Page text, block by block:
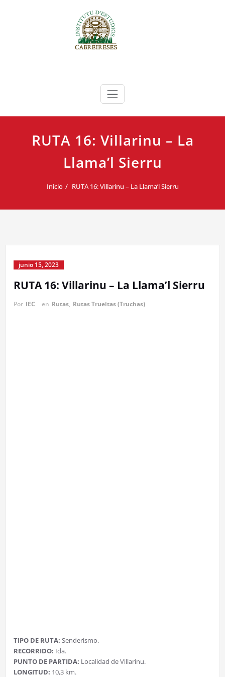
Instituto de Estudios Cabreireses
RUTA 16: Villarinu – La
Llama’l Sierru
Inicio RUTA 16: Villarinu – La Llama’l Sierru
junio 15, 2023
RUTA 16: Villarinu – La Llama’l Sierru
Por IEC en Rutas, Rutas Trueitas (Truchas)
TIPO DE RUTA: Senderismo.
RECORRIDO: Ida.
PUNTO DE PARTIDA: Localidad de Villarinu.
LONGITUD: 10,3 km.